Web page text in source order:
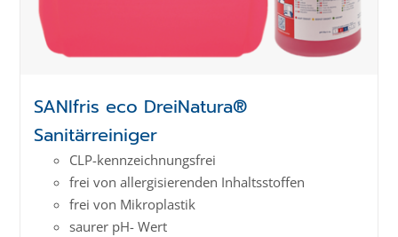
SANIfris eco DreiNatura®
Sanitärreiniger
CLP-kenn­zeich­­nungs­frei
frei von allergisierenden Inhaltsstoffen
frei von Mikroplastik
saurer pH- Wert